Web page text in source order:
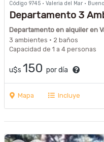
Código 9745 · Valeria del Mar ·
Departamento 3
Valeria del Mar con
Departamento en alquiler en
3 ambientes · 2 baños
Capacidad de 1 a 4 personas
u$s 150 por día
Mapa Incluye